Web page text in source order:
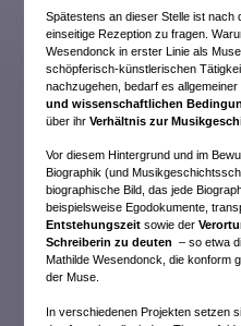
Spätestens an dieser Stelle ist nach
einseitige Rezeption zu fragen.
Wesendonck in erster Linie als
schöpferisch-künstlerischen
nachzugehen, bedarf es
und wissenschaftlichen
über ihrVerhältnis zur
Vor diesem Hintergrund und im
Biographik (und
biographische Bild, das jede
beispielsweise Egodokumente,
Entstehungszeitsowie der
Schreiberin zu deuten – so etwa
Mathilde Wesendonck, die konform
der Muse.
In verschiedenen Projekten setzen